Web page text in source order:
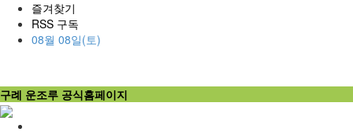
즐겨찾기
RSS 구독
08월 08일(토)
구례 운조루 공식홈페이지